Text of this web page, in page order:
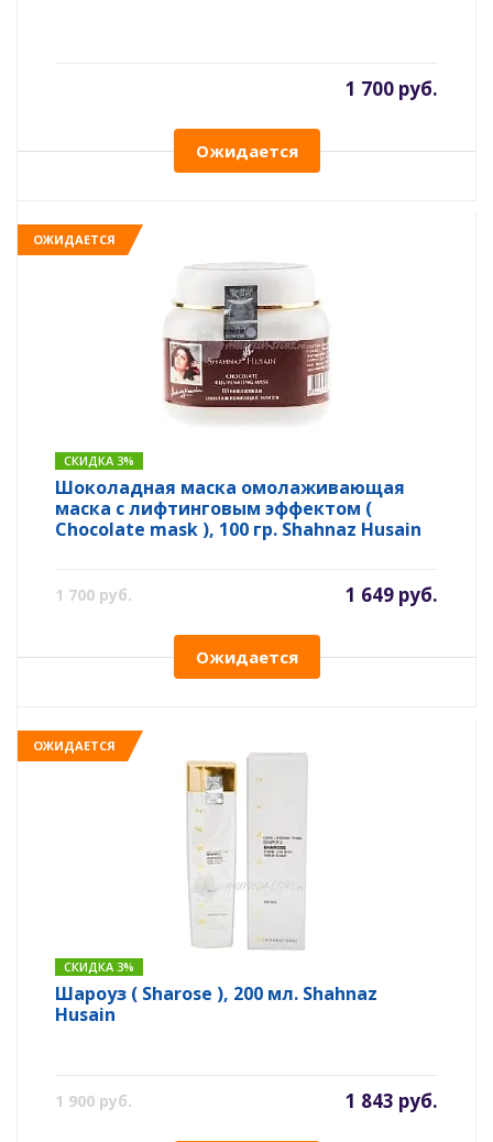
1 700 руб.
Ожидается
ОЖИДАЕТСЯ
СКИДКА 3%
Шоколадная маска омолаживающая
маска с лифтинговым эффектом (
Chocolate mask ), 100 гр. Shahnaz Husain
1 700 руб. 1 649 руб.
Ожидается
ОЖИДАЕТСЯ
СКИДКА 3%
Шароуз ( Sharose ), 200 мл. Shahnaz
Husain
1 900 руб. 1 843 руб.